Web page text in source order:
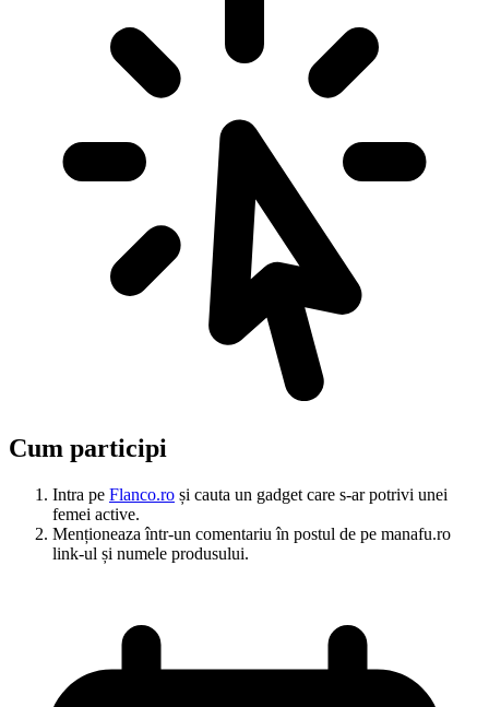
Cum participi
Intra pe Flanco.ro și cauta un gadget care s-ar potrivi unei
femei active.
Menționeaza într-un comentariu în postul de pe manafu.ro
link-ul și numele produsului.